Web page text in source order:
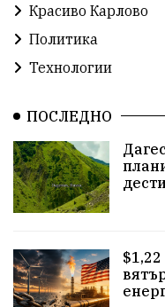
справедливост
партии земеделие
прозрачност
Родина енергия
закон съдебна
евро родолюбци
Красиво Карлово
Политика
Технологии
ПОСЛЕДНО